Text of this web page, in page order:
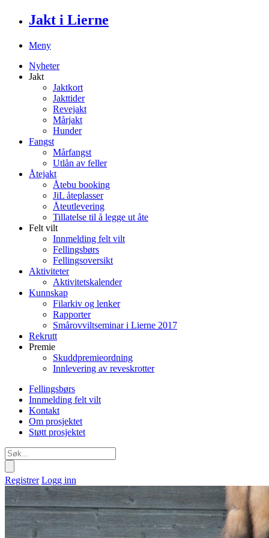
Jakt i Lierne
Meny
Nyheter
Jakt
Jaktkort
Jakttider
Revejakt
Mårjakt
Hunder
Fangst
Mårfangst
Utlån av feller
Åtejakt
Åtebu booking
JiL åteplasser
Åteutlevering
Tillatelse til å legge ut åte
Felt vilt
Innmelding felt vilt
Fellingsbørs
Fellingsoversikt
Aktiviteter
Aktivitetskalender
Kunnskap
Filarkiv og lenker
Rapporter
Smårovviltseminar i Lierne 2017
Rekrutt
Premie
Skuddpremieordning
Innlevering av reveskrotter
innholdet
Forstørre
skrift
Hold
tasten
nede
og
trykk
+
Fellingsbørs
Innmelding felt vilt
Kontakt
Om prosjektet
Støtt prosjektet
Registrer Logg inn